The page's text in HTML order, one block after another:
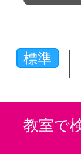
標準
教室で